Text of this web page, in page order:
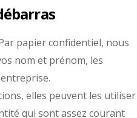
papier confidentiel, nous
nom et prénom, les
elles peuvent les utiliser
qui sont assez courant